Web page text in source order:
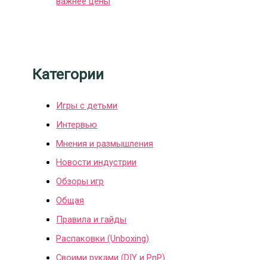
Категории
Игры с детьми
Интервью
Мнения и размышления
Новости индустрии
Обзоры игр
Общая
Правила и гайды
Распаковки (Unboxing)
Своими руками (DIY и PnP)